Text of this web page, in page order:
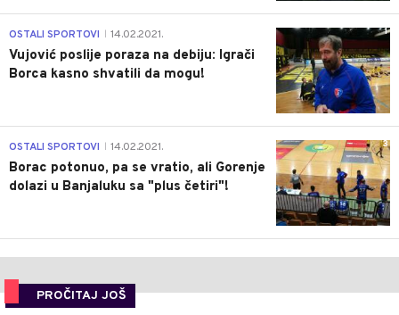
1
OSTALI SPORTOVI 14.02.2021.
Vujović poslije poraza na debiju: Igrači
Borca kasno shvatili da mogu!
3
OSTALI SPORTOVI 14.02.2021.
Borac potonuo, pa se vratio, ali Gorenje
dolazi u Banjaluku sa "plus četiri"!
PROČITAJ JOŠ